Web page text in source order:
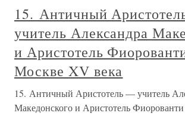
15. Античный
учитель Александра
и Аристотель
Москве XV века
15. Античный Аристотель — учитель
Македонского и Аристотель